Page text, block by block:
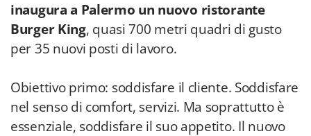
inaugura a Palermo un nuovo ristorante
Burger King, quasi 700 metri quadri di gusto
per 35 nuovi posti di lavoro.
Obiettivo primo: soddisfare il cliente. Soddisfare
nel senso di comfort, servizi. Ma soprattutto è
essenziale, soddisfare il suo appetito. Il nuovo